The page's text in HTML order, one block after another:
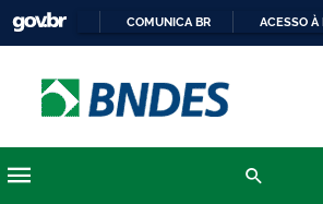
COMUNICA BR ACESSO À